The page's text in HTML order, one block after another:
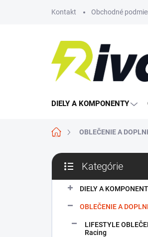
Kontakt Obchodné
DIELY A KOMPONENTY
DomovOBLEČENIE A
B
č
kategórie
Kategórie
DIELY A
OBLEČENIE A
LIFESTYLE
Racing